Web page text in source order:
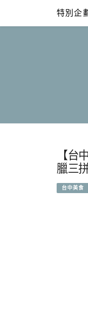
content
特別企
【台
臘三
台中美食